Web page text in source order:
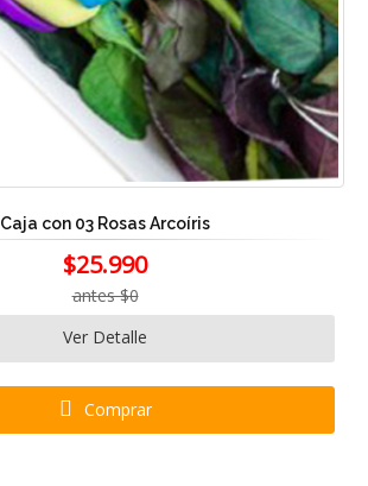
Caja con 03 Rosas Arcoíris
$25.990
antes $0
Ver Detalle
Comprar